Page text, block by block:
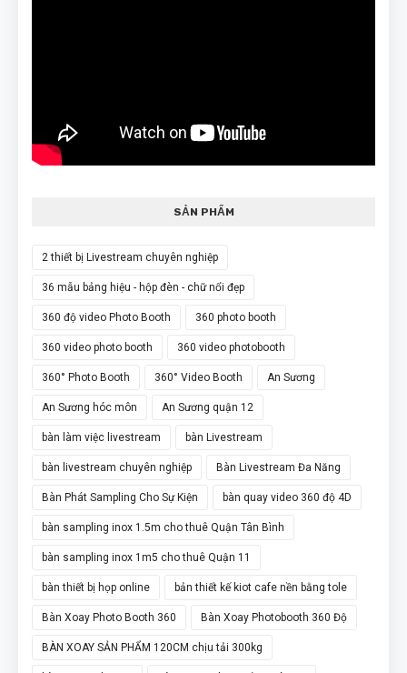
SẢN PHẨM
2 thiết bị Livestream chuyên nghiệp
36 mẫu bảng hiệu - hộp đèn - chữ nổi đẹp
360 độ video Photo Booth 360 photo booth
360 video photo booth 360 video photobooth
360° Photo Booth 360° Video Booth An Sương
An Sương hóc môn An Sương quận 12
bàn làm việc livestream bàn Livestream
bàn livestream chuyên nghiệp Bàn Livestream Đa Năng
Bàn Phát Sampling Cho Sự Kiện bàn quay video 360 độ 4D
bàn sampling inox 1.5m cho thuê Quận Tân Bình
bàn sampling inox 1m5 cho thuê Quận 11
bàn thiết bị họp online bản thiết kế kiot cafe nền bằng tole
Bàn Xoay Photo Booth 360 Bàn Xoay Photobooth 360 Độ
BÀN XOAY SẢN PHẨM 120CM chịu tải 300kg